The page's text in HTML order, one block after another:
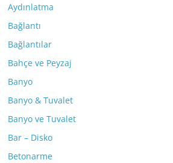
Aydınlatma
Bağlantı
Bağlantılar
Bahçe ve Peyzaj
Banyo
Banyo & Tuvalet
Banyo ve Tuvalet
Bar – Disko
Betonarme